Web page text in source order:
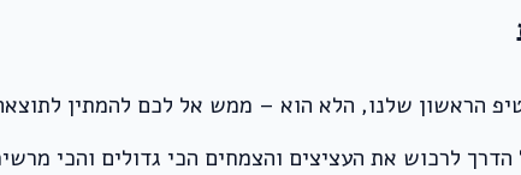
הראשון שלנו, הלא הוא – ממש אל לכם להמתין
לרכוש את העציצים והצמחים הכי גדולים והכי